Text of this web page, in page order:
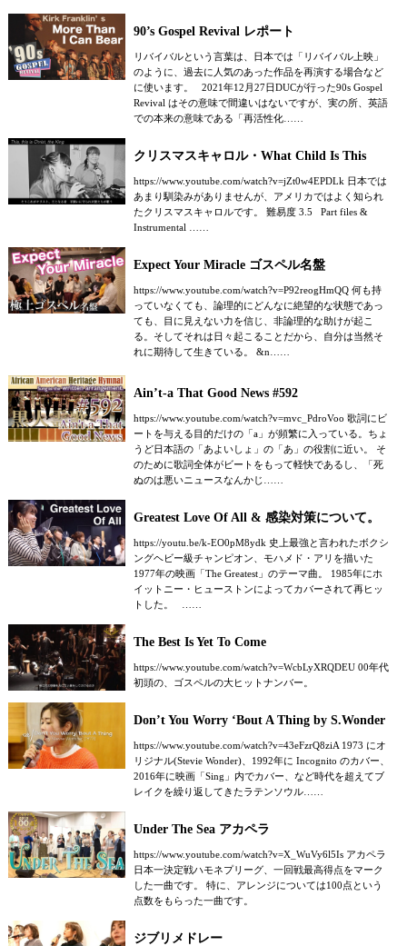
90’s Gospel Revival レポート
リバイバルという言葉は、日本では「リバイバル上映」
のように、過去に人気のあった作品を再演する場合など
に使います。 2021年12月27日DUCが行った90s Gospel
Revival はその意味で間違いはないですが、実の所、英語
での本来の意味である「再活性化……
クリスマスキャロル・What Child Is This
https://www.youtube.com/watch?v=jZt0w4EPDLk 日本では
あまり馴染みがありませんが、アメリカではよく知られ
たクリスマスキャロルです。 難易度 3.5 Part files &
Instrumental ……
Expect Your Miracle ゴスペル名盤
https://www.youtube.com/watch?v=P92reogHmQQ 何も持
っていなくても、論理的にどんなに絶望的な状態であっ
ても、目に見えない力を信じ、非論理的な助けが起こ
る。そしてそれは日々起こることだから、自分は当然そ
れに期待して生きている。 &n……
Ain’t-a That Good News #592
https://www.youtube.com/watch?v=mvc_PdroVoo 歌詞にビ
ートを与える目的だけの「a」が頻繁に入っている。ちょ
うど日本語の「あよいしょ」の「あ」の役割に近い。 そ
のために歌詞全体がビートをもって軽快であるし、「死
ぬのは悪いニュースなんかじ……
Greatest Love Of All & 感染対策について。
https://youtu.be/k-EO0pM8ydk 史上最強と言われたボクシ
ングヘビー級チャンピオン、モハメド・アリを描いた
1977年の映画「The Greatest」のテーマ曲。 1985年にホ
イットニー・ヒューストンによってカバーされて再ヒッ
トした。 ……
The Best Is Yet To Come
https://www.youtube.com/watch?v=WcbLyXRQDEU 00年代
初頭の、ゴスペルの大ヒットナンバー。
Don’t You Worry ‘Bout A Thing by S.Wonder
https://www.youtube.com/watch?v=43eFzrQ8ziA 1973 にオ
リジナル(Stevie Wonder)、1992年に Incognito のカバー、
2016年に映画「Sing」内でカバー、など時代を超えてブ
レイクを繰り返してきたラテンソウル……
Under The Sea アカペラ
https://www.youtube.com/watch?v=X_WuVy6l5Is アカペラ
日本一決定戦ハモネプリーグ、一回戦最高得点をマーク
した一曲です。 特に、アレンジについては100点という
点数をもらった一曲です。
ジブリメドレー